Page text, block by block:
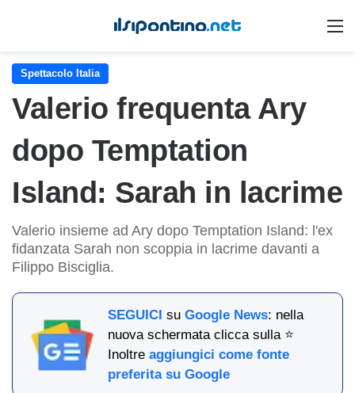
Spettacolo Italia
Valerio frequenta Ary
dopo Temptation
Island: Sarah in lacrime
Valerio insieme ad Ary dopo Temptation Island: l'ex
fidanzata Sarah non scoppia in lacrime davanti a
Filippo Bisciglia.
SEGUICI suGoogle News: nella
nuova schermata clicca sulla ⭐
Inoltreaggiungici come fonte
preferita su Google